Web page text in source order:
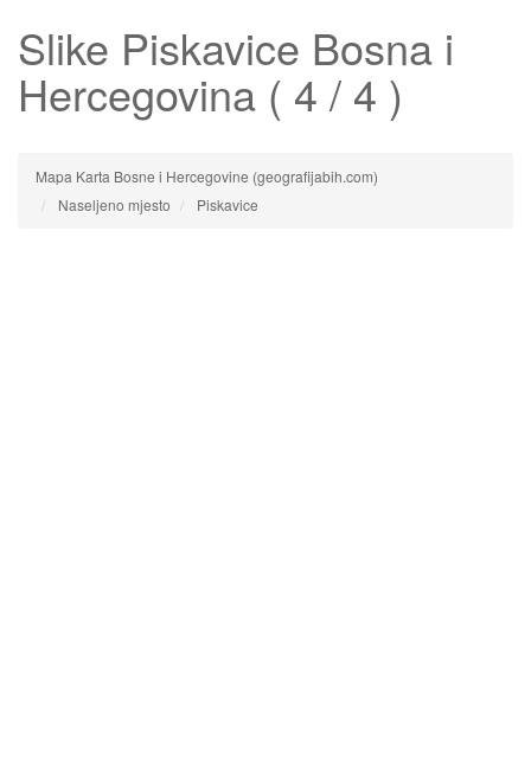
Slike Piskavice Bosna i
Hercegovina ( 4 / 4 )
Mapa Karta Bosne i Hercegovine (geografijabih.com)
Naseljeno mjesto
Piskavice